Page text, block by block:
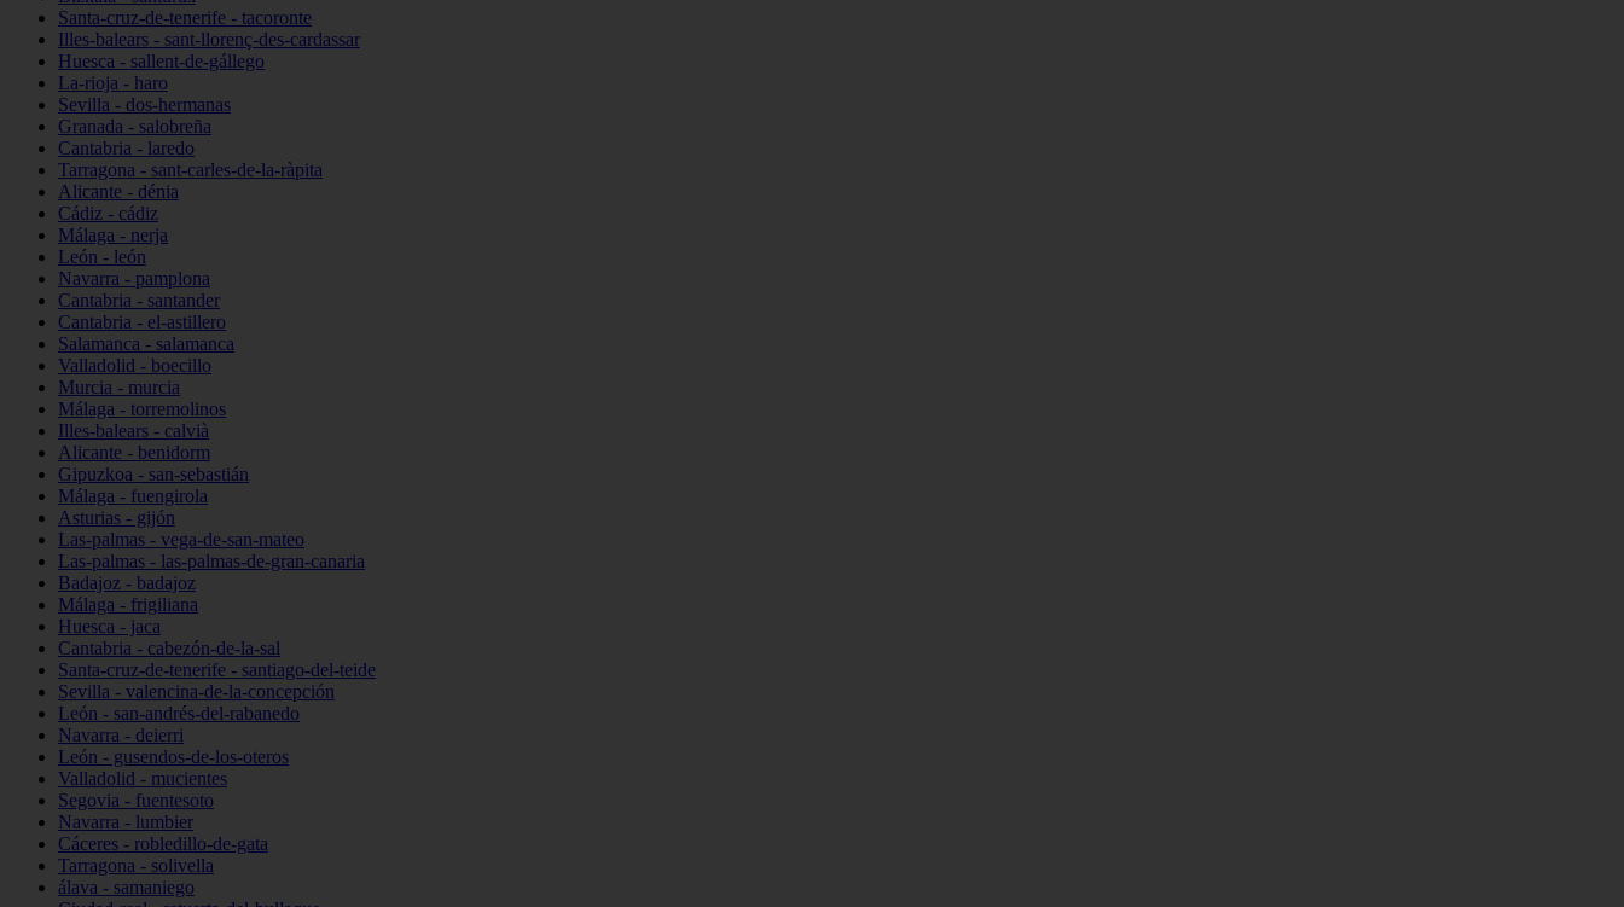
Santa-cruz-de-tenerife - tacoronte
Illes-balears - sant-llorenç-des-cardassar
Huesca - sallent-de-gállego
La-rioja - haro
Sevilla - dos-hermanas
Granada - salobreña
Cantabria - laredo
Tarragona - sant-carles-de-la-ràpita
Alicante - dénia
Cádiz - cádiz
Málaga - nerja
León - león
Navarra - pamplona
Cantabria - santander
Cantabria - el-astillero
Salamanca - salamanca
Valladolid - boecillo
Murcia - murcia
Málaga - torremolinos
Illes-balears - calvià
Alicante - benidorm
Gipuzkoa - san-sebastián
Málaga - fuengirola
Asturias - gijón
Las-palmas - vega-de-san-mateo
Las-palmas - las-palmas-de-gran-canaria
Badajoz - badajoz
Málaga - frigiliana
Huesca - jaca
Cantabria - cabezón-de-la-sal
Santa-cruz-de-tenerife - santiago-del-teide
Sevilla - valencina-de-la-concepción
León - san-andrés-del-rabanedo
Navarra - deierri
León - gusendos-de-los-oteros
Valladolid - mucientes
Segovia - fuentesoto
Navarra - lumbier
Cáceres - robledillo-de-gata
Tarragona - solivella
álava - samaniego